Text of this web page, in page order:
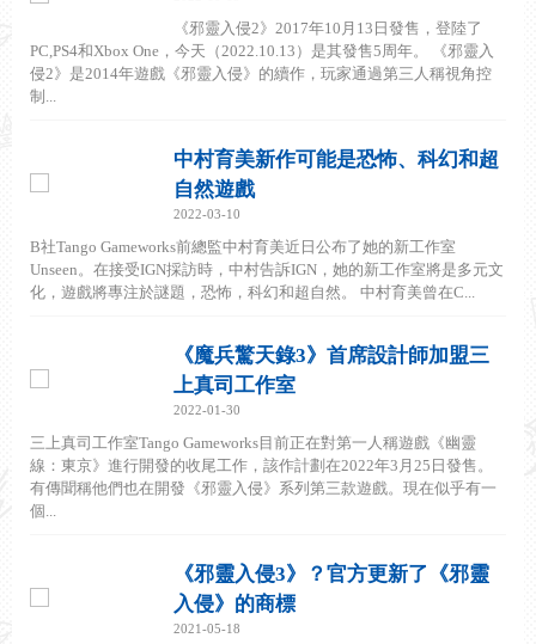
《邪靈入侵2》2017年10月13日發售，登陸了
PC,PS4和Xbox One，今天（2022.10.13）是其發售5周年。 《邪靈入
侵2》是2014年遊戲《邪靈入侵》的續作，玩家通過第三人稱視角控
制...
中村育美新作可能是恐怖、科幻和超
自然遊戲
2022-03-10
B社Tango Gameworks前總監中村育美近日公布了她的新工作室
Unseen。在接受IGN採訪時，中村告訴IGN，她的新工作室將是多元文
化，遊戲將專注於謎題，恐怖，科幻和超自然。 中村育美曾在C...
《魔兵驚天錄3》首席設計師加盟三
上真司工作室
2022-01-30
三上真司工作室Tango Gameworks目前正在對第一人稱遊戲《幽靈
線：東京》進行開發的收尾工作，該作計劃在2022年3月25日發售。
有傳聞稱他們也在開發《邪靈入侵》系列第三款遊戲。現在似乎有一
個...
《邪靈入侵3》？官方更新了《邪靈
入侵》的商標
2021-05-18